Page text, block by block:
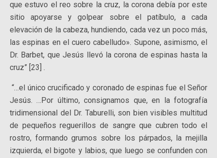
que estuvo el reo sobre la cruz, la corona debía por este
sitio apoyarse y golpear sobre el patíbulo, a cada
elevación de la cabeza, hundiendo, cada vez un poco más,
las espinas en el cuero cabelludo». Supone, asimismo, el
Dr. Barbet, que Jesús llevó la corona de espinas hasta la
cruz” [23] .
“…el único crucificado y coronado de espinas fue el Señor
Jesús. …Por último, consignamos que, en la fotografía
tridimensional del Dr. Taburelli, son bien visibles multitud
de pequeños reguerillos de sangre que cubren todo el
rostro, formando grumos sobre los párpados, la mejilla
izquierda, el bigote y labios, que luego se confunden con